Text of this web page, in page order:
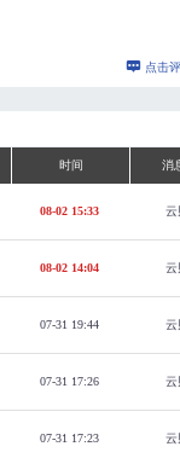
点击
时间 消
08-02 15:33 云
08-02 14:04 云
07-31 19:44 云
07-31 17:26 云
07-31 17:23 云